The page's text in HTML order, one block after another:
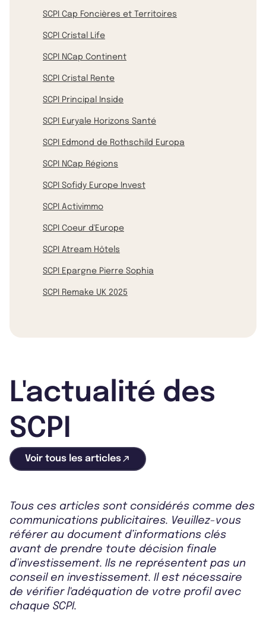
SCPI Cap Foncières et Territoires
SCPI Cristal Life
SCPI NCap Continent
SCPI Cristal Rente
SCPI Principal Inside
SCPI Euryale Horizons Santé
SCPI Edmond de Rothschild Europa
SCPI NCap Régions
SCPI Sofidy Europe Invest
SCPI Activimmo
SCPI Coeur d'Europe
SCPI Atream Hôtels
SCPI Epargne Pierre Sophia
SCPI Remake UK 2025
L'actualité des
SCPI
Voir tous les articles
Tous ces articles sont considérés comme des
communications publicitaires. Veuillez-vous
référer au document d’informations clés
avant de prendre toute décision finale
d’investissement. Ils ne représentent pas un
conseil en investissement. Il est nécessaire
de vérifier l'adéquation de votre profil avec
chaque SCPI.